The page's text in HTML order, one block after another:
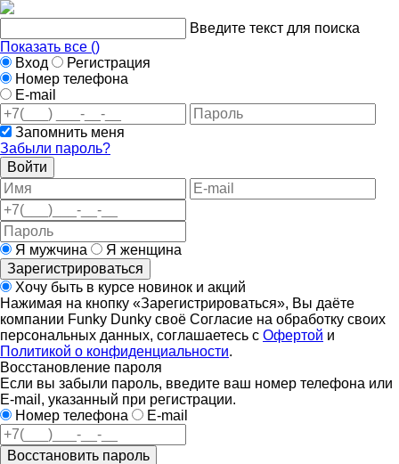
Введите текст для поиска
Показать все ()
Вход
Регистрация
Номер телефона
E-mail
Запомнить меня
Забыли пароль?
Войти
Я мужчина
Я женщина
Зарегистрироваться
Хочу быть в курсе новинок и акций
Нажимая на кнопку «Зарегистрироваться», Вы даёте
компании Funky Dunky своё Согласие на обработку своих
персональных данных, соглашаетесь с Офертой и
Политикой о конфиденциальности.
Восстановление пароля
Если вы забыли пароль, введите ваш номер телефона или
E-mail, указанный при регистрации.
Номер телефона
E-mail
Восстановить пароль